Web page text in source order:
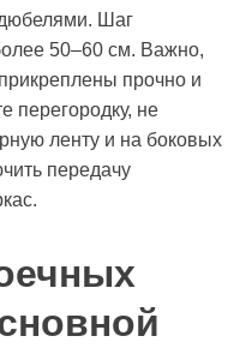
Шаг
50–60 см. Важно,
прочно и
перегородку, не
ленту и на боковых
передачу